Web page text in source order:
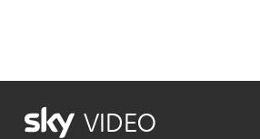
VIDEO